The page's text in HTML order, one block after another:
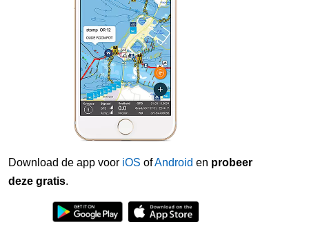
Download de app voor iOS ofAndroid en probeer
deze gratis.